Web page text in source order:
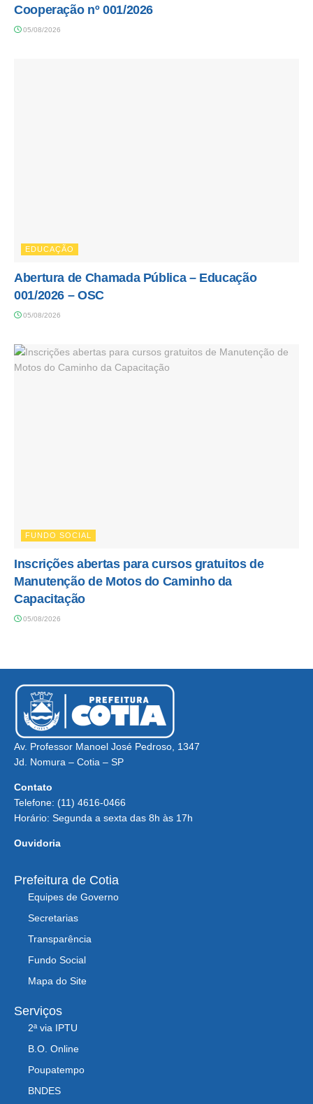
Cooperação nº 001/2026
05/08/2026
EDUCAÇÃO
Abertura de Chamada Pública – Educação
001/2026 – OSC
05/08/2026
FUNDO SOCIAL
Inscrições abertas para cursos gratuitos de
Manutenção de Motos do Caminho da
Capacitação
05/08/2026
Av. Professor Manoel José Pedroso, 1347
Jd. Nomura – Cotia – SP
Contato
Telefone: (11) 4616-0466
Horário: Segunda a sexta das 8h às 17h
Ouvidoria
Prefeitura de Cotia
Equipes de Governo
Secretarias
Transparência
Fundo Social
Mapa do Site
Serviços
2ª via IPTU
B.O. Online
Poupatempo
BNDES